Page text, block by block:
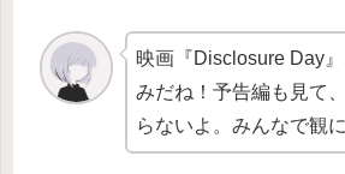
映画『Disclosure Day
みだね！予告編も見て
らないよ。みんなで観